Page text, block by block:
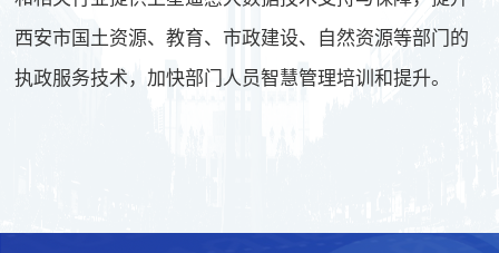
西安市国土资源、教育、市政建设、自然资源等部门的
执政服务技术，加快部门人员智慧管理培训和提升。